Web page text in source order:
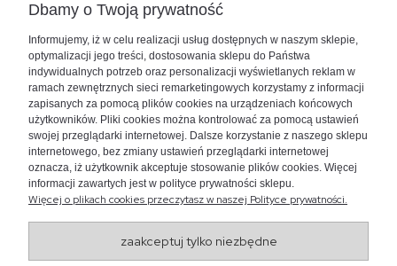
+48 730 447 156
bok@akwarium24.pl
Dbamy o Twoją prywatność
Informujemy, iż w celu realizacji usług dostępnych w naszym sklepie,
optymalizacji jego treści, dostosowania sklepu do Państwa
indywidualnych potrzeb oraz personalizacji wyświetlanych reklam w
ramach zewnętrznych sieci remarketingowych korzystamy z informacji
zapisanych za pomocą plików cookies na urządzeniach końcowych
użytkowników. Pliki cookies można kontrolować za pomocą ustawień
swojej przeglądarki internetowej. Dalsze korzystanie z naszego sklepu
internetowego, bez zmiany ustawień przeglądarki internetowej
oznacza, iż użytkownik akceptuje stosowanie plików cookies. Więcej
informacji zawartych jest w polityce prywatności sklepu.
Więcej o plikach cookies przeczytasz w naszej Polityce prywatności.
zaakceptuj tylko niezbędne